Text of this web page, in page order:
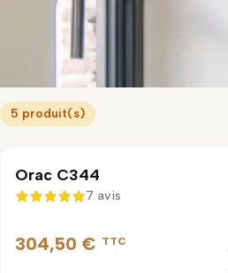
5 produit(s)
Orac C344
5 sur 5
7 avis
304,50 € TTC